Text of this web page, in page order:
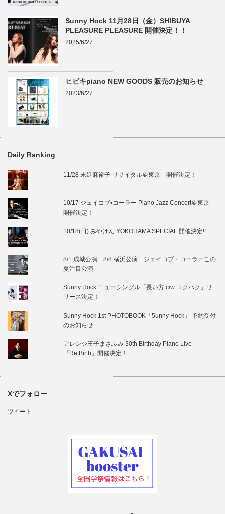
Sunny Hock 11月28日（金）SHIBUYA
PLEASURE PLEASURE 開催決定！！
2025/6/27
ヒビキpiano NEW GOODS 販売のお知らせ
2023/6/27
Daily Ranking
11/28 末延麻裕子 リサイタル＠東京 開催決定！
10/17 ジェイコブ•コーラー Piano Jazz Concert＠東京
開催決定！
10/18(日) みやけん YOKOHAMA SPECIAL 開催決定!!
8/1 成城公演 8/8 横浜公演 ジェイコブ・コーラーこの
夏注目公演
Sunny Hock ニューシングル「長い方 c/w コクハク」リ
リース決定！
Sunny Hock 1st PHOTOBOOK「5unny Hock」 予約受付
のお知らせ
アレンジ王子まさふみ 30th Birthday Piano Live
『Re:Birth』開催決定！
Xでフォロー
ツイート